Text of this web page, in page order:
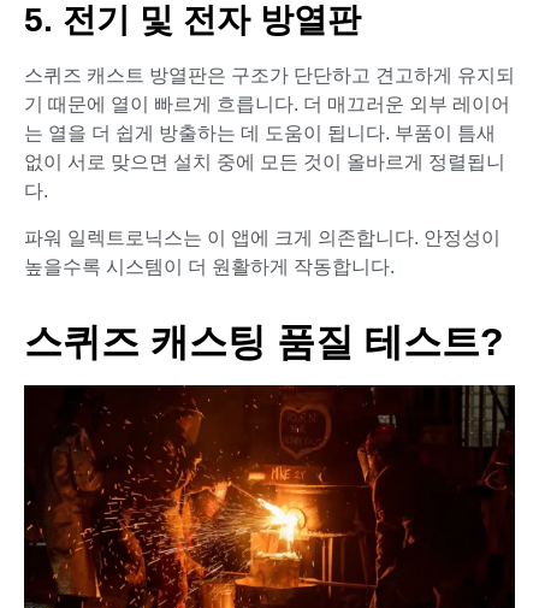
5. 전기 및 전자 방열판
스퀴즈 캐스트 방열판은 구조가 단단하고 견고하게 유지되
기 때문에 열이 빠르게 흐릅니다. 더 매끄러운 외부 레이어
는 열을 더 쉽게 방출하는 데 도움이 됩니다. 부품이 틈새
없이 서로 맞으면 설치 중에 모든 것이 올바르게 정렬됩니
다.
파워 일렉트로닉스는 이 앱에 크게 의존합니다. 안정성이
높을수록 시스템이 더 원활하게 작동합니다.
스퀴즈 캐스팅 품질 테스트?